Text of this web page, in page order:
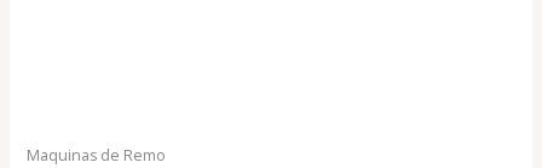
Maquinas de Remo